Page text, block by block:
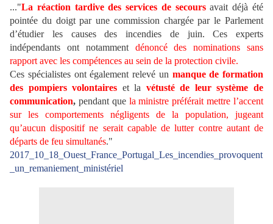
..."La réaction tardive des services de secoursavait déjà été
pointée du doigt par une commission chargée par le Parlement
d’étudier les causes des incendies de juin. Ces experts
indépendants ont notammentdénoncé des nominations sans
rapport avec les compétences au sein de la protection civile.
Ces spécialistes ont également relevé un manque de formation
des pompiers volontaires et la vétusté de leur système de
communication, pendant que la ministre préférait mettre l’accent
sur les comportements négligents de la population, jugeant
qu’aucun dispositif ne serait capable de lutter contre autant de
départs de feu simultanés."
2017_10_18_Ouest_France_Portugal_Les_incendies_provoquent
_un_remaniement_ministériel